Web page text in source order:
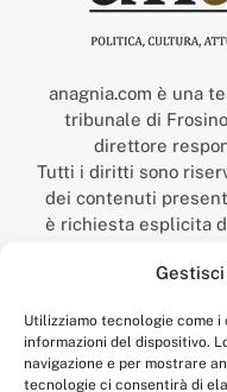
Utilizziamo tecnologie come
informazioni del dispositivo.
navigazione e per mostrare
tecnologie ci consentirà di
anagnia.com è una
tribunale di
direttore
Tutti i diritti sono
dei contenuti
è richiesta esplicita
“Anagnia” è un
num. registrazione:
Per contatti: